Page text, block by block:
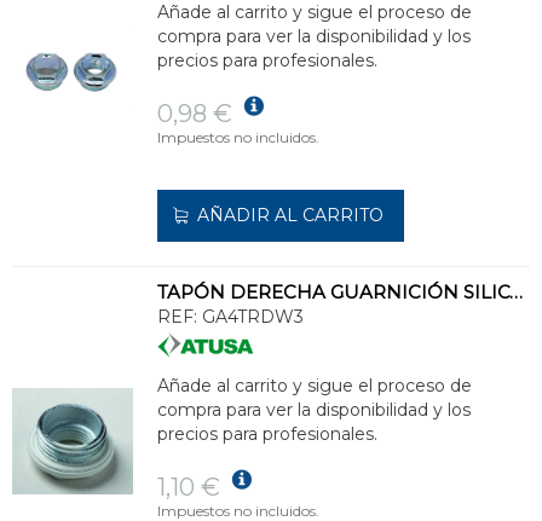
Añade al carrito y sigue el proceso de
compra para ver la disponibilidad y los
precios para profesionales.
0,98 €
Impuestos no incluidos.
AÑADIR AL CARRITO
TAPÓN DERECHA GUARNICIÓN SILICONA 1x1/2" BLANCO
REF: GA4TRDW3
Añade al carrito y sigue el proceso de
compra para ver la disponibilidad y los
precios para profesionales.
1,10 €
Impuestos no incluidos.